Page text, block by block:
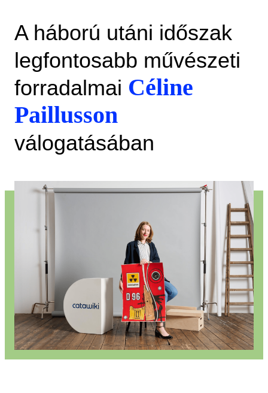
A háború utáni időszak
legfontosabb művészeti
forradalmai Céline
Paillusson
válogatásában